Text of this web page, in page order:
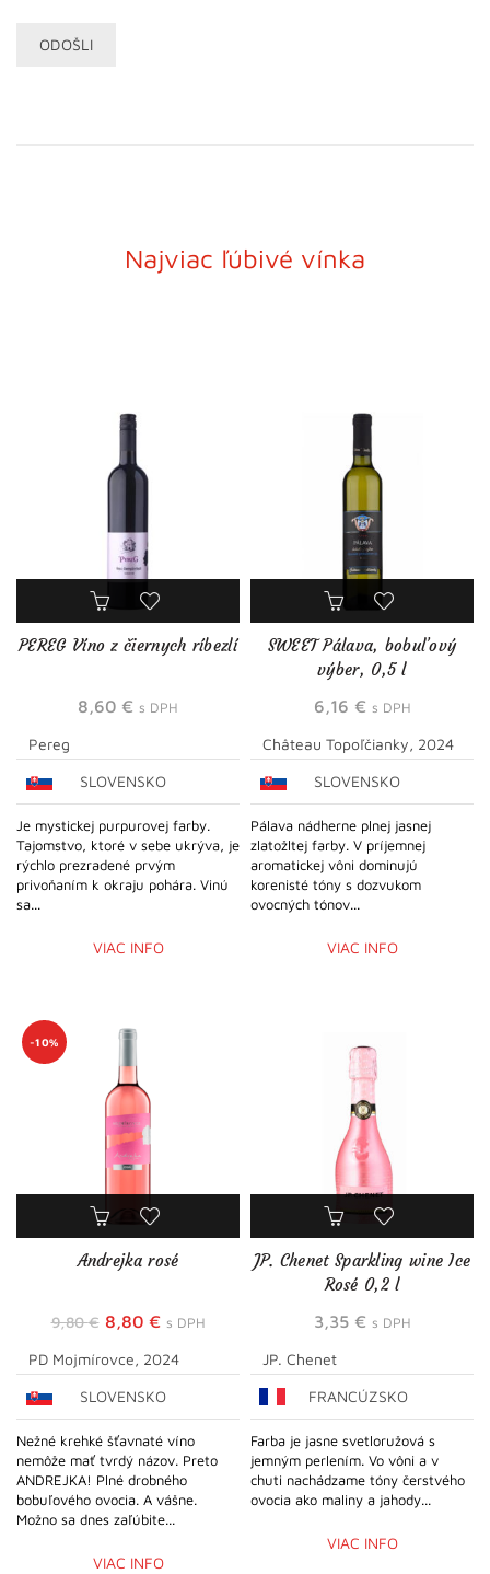
Najviac ľúbivé vínka
PEREG Víno z čiernych ríbezlí
8,60 € s DPH
Pereg
SLOVENSKO
Je mystickej purpurovej farby.
Tajomstvo, ktoré v sebe ukrýva, je
rýchlo prezradené prvým
privoňaním k okraju pohára. Vinú
sa...
VIAC INFO
SWEET Pálava, bobuľový
výber, 0,5 l
6,16 € s DPH
Château Topoľčianky, 2024
SLOVENSKO
Pálava nádherne plnej jasnej
zlatožltej farby. V príjemnej
aromatickej vôni dominujú
korenisté tóny s dozvukom
ovocných tónov...
VIAC INFO
-10%
Andrejka rosé
9,80€ Pôvodná
bola:
9,80 €.
8,80 €Aktuálna
je:
8,80 €.
s DPH
PD Mojmírovce, 2024
SLOVENSKO
Nežné krehké šťavnaté víno
nemôže mať tvrdý názov. Preto
ANDREJKA! Plné drobného
bobuľového ovocia. A vášne.
Možno sa dnes zaľúbite...
VIAC INFO
JP. Chenet Sparkling wine Ice
Rosé 0,2 l
3,35 € s DPH
JP. Chenet
FRANCÚZSKO
Farba je jasne svetloružová s
jemným perlením. Vo vôni a v
chuti nachádzame tóny čerstvého
ovocia ako maliny a jahody...
VIAC INFO